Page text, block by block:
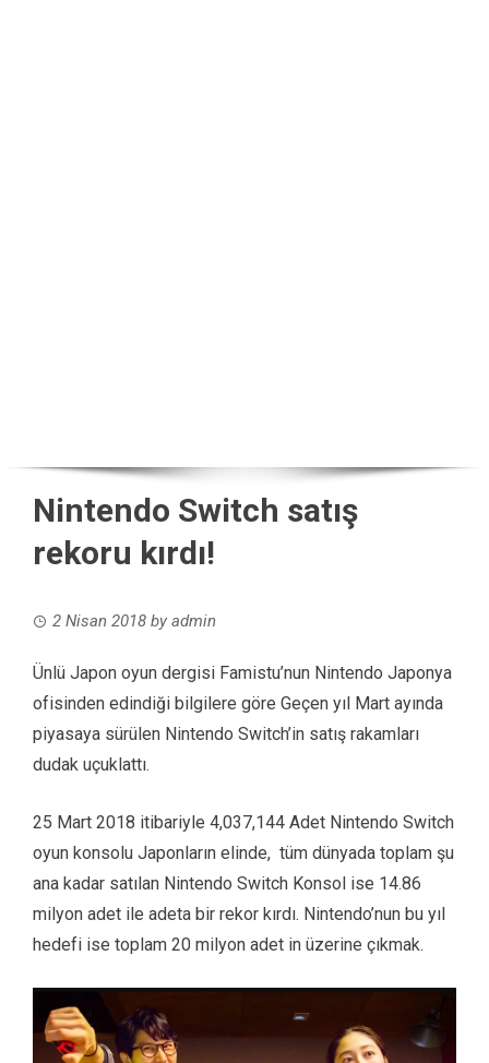
Nintendo Switch satış
rekoru kırdı!
2 Nisan 2018 by admin
Ünlü Japon oyun dergisi Famistu’nun Nintendo Japonya
ofisinden edindiği bilgilere göre Geçen yıl Mart ayında
piyasaya sürülen Nintendo Switch’in satış rakamları
dudak uçuklattı.
25 Mart 2018 itibariyle 4,037,144 Adet Nintendo Switch
oyun konsolu Japonların elinde, tüm dünyada toplam şu
ana kadar satılan Nintendo Switch Konsol ise 14.86
milyon adet ile adeta bir rekor kırdı. Nintendo’nun bu yıl
hedefi ise toplam 20 milyon adet in üzerine çıkmak.